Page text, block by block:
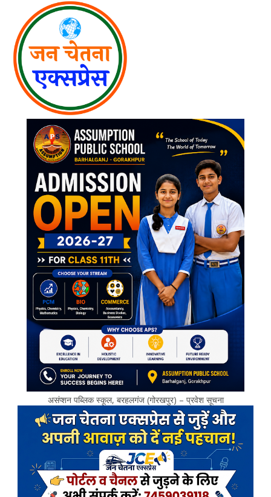
असंप्शन पब्लिक स्कूल, बरहलगंज (गोरखपुर) – प्रवेश सूचना